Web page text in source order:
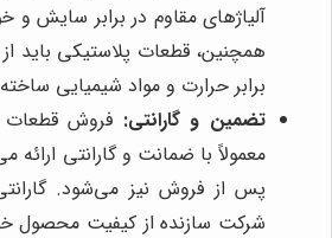
آلیاژهای مقاوم در برابر سایش
همچنین، قطعات پلاستیکی باید از
برابر حرارت و مواد شیمیایی
تضمین و گارانتی: فروش قطعات
معمولاً با ضمانت و گارانتی
پس از فروش نیز می‌شود.
شرکت سازنده از کیفیت محصول